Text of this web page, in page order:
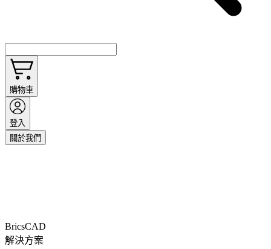
購物車
登入
關於我們
BricsCAD
解決方案